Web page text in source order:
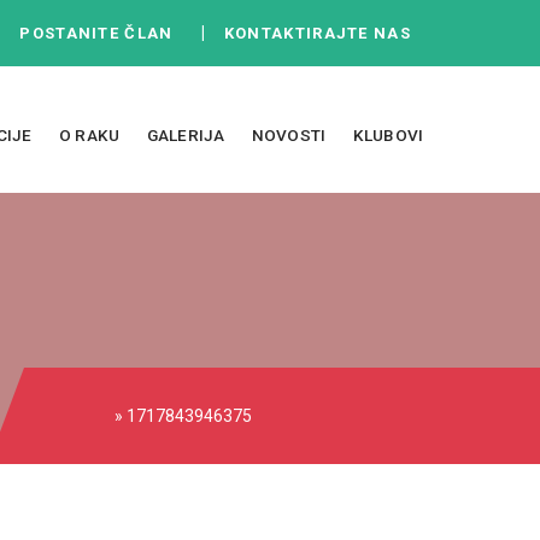
POSTANITE ČLAN KONTAKTIRAJTE NAS
O RAKU GALERIJA NOVOSTI KLUBOVI
» 1717843946375